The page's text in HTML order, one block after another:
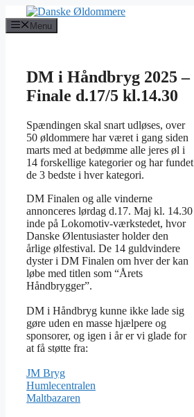
til
indhold
Menu
DM i Håndbryg 2025 –
Finale d.17/5 kl.14.30
Spændingen skal snart udløses, over
50 øldommere har været i gang siden
marts med at bedømme alle jeres øl i
14 forskellige kategorier og har fundet
de 3 bedste i hver kategori.
DM Finalen og alle vinderne
annonceres lørdag d.17. Maj kl. 14.30
inde på Lokomotiv-værkstedet, hvor
Danske Ølentusiaster holder den
årlige ølfestival. De 14 guldvindere
dyster i DM Finalen om hver der kan
løbe med titlen som “Årets
Håndbrygger”.
DM i Håndbryg kunne ikke lade sig
gøre uden en masse hjælpere og
sponsorer, og igen i år er vi glade for
at få støtte fra:
JM Bryg
Humlecentralen
Maltbazaren